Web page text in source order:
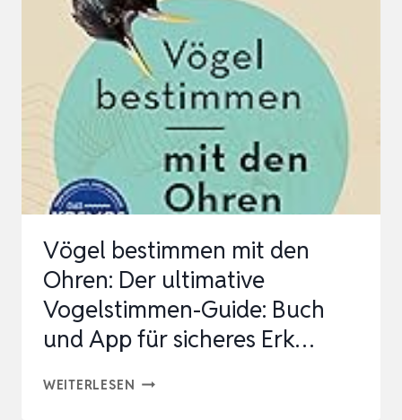
CROPS
FARM
PROTECTOR
BIRD
HAWK
FLYING
KITE
M
TELESKOPSTANGE
(STIL
B)
Vögel bestimmen mit den
Ohren: Der ultimative
Vogelstimmen-Guide: Buch
und App für sicheres Erk…
WEITERLESEN VÖGEL